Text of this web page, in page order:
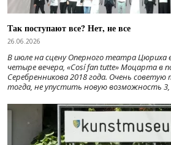
Так поступают все? Нет, не все
26.06.2026
В июле на сцену Оперного театра Цюриха
четыре вечера, «Cosí fan tutte» Моцарта в
Серебренникова 2018 года. Очень советую
тогда, не упустить новую возможность 3,